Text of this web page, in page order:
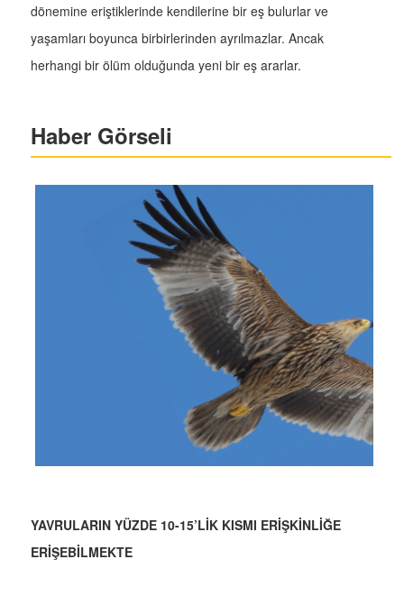
dönemine eriştiklerinde kendilerine bir eş bulurlar ve
yaşamları boyunca birbirlerinden ayrılmazlar. Ancak
herhangi bir ölüm olduğunda yeni bir eş ararlar.
Haber Görseli
YAVRULARIN YÜZDE 10-15’LİK KISMI ERİŞKİNLİĞE
ERİŞEBİLMEKTE